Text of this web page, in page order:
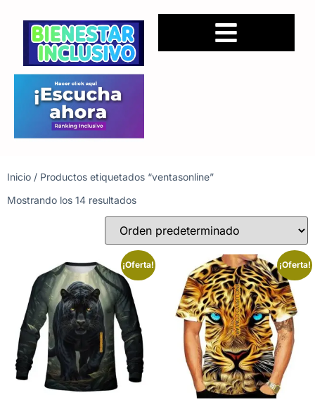
Inicio / Productos etiquetados “ventasonline”
Mostrando los 14 resultados
¡Oferta! ¡Oferta!